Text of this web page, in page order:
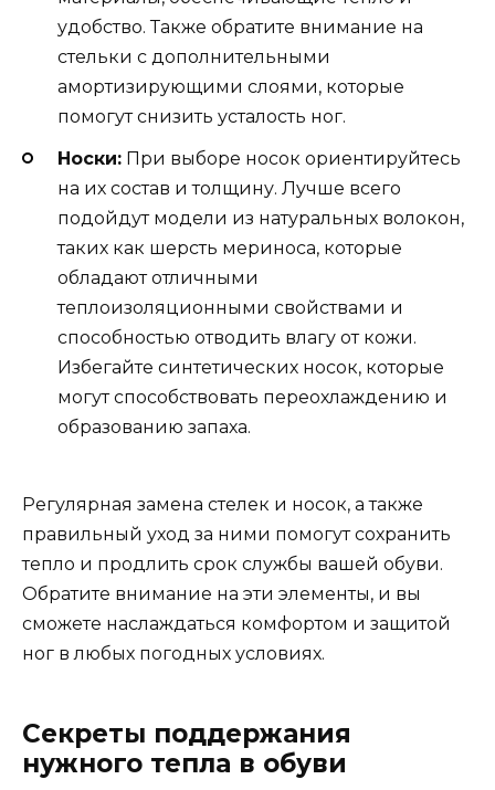
удобство. Также обратите внимание на
стельки с дополнительными
амортизирующими слоями, которые
помогут снизить усталость ног.
Носки: При выборе носок ориентируйтесь
на их состав и толщину. Лучше всего
подойдут модели из натуральных волокон,
таких как шерсть мериноса, которые
обладают отличными
теплоизоляционными свойствами и
способностью отводить влагу от кожи.
Избегайте синтетических носок, которые
могут способствовать переохлаждению и
образованию запаха.
Регулярная замена стелек и носок, а также
правильный уход за ними помогут сохранить
тепло и продлить срок службы вашей обуви.
Обратите внимание на эти элементы, и вы
сможете наслаждаться комфортом и защитой
ног в любых погодных условиях.
Секреты поддержания
нужного тепла в обуви